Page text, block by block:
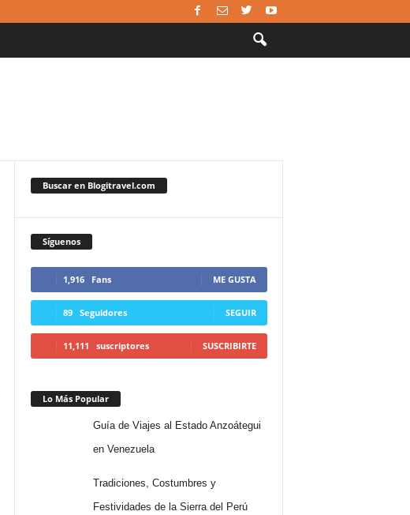
Buscar en Blogitravel.com
Síguenos
1,916 Fans ME GUSTA
89 Seguidores SEGUIR
11,111 suscriptores SUSCRIBIRTE
Lo Más Popular
Guía de Viajes al Estado Anzoátegui
en Venezuela
Tradiciones, Costumbres y
Festividades de la Sierra del Perú